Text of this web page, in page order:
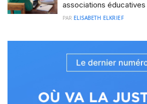
associations éducatives
PAR ELISABETH ELKRIEF